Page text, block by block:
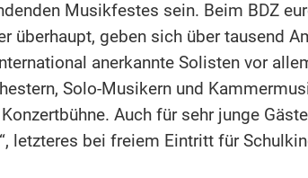
Musikfestes sein. Beim BDZ
überhaupt, geben sich über tausend
anerkannte Solisten vor
Solo-Musikern und
Auch für sehr junge
letzteres bei freiem Eintritt für